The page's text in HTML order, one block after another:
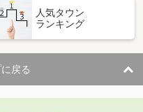
人気タウン
ランキング
戻る